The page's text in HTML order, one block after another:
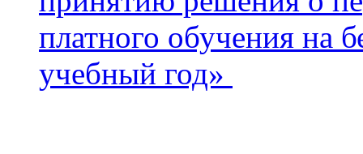
платного обучения на
учебный год»